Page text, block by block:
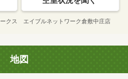
ークス エイブルネットワーク倉敷中庄店
地図